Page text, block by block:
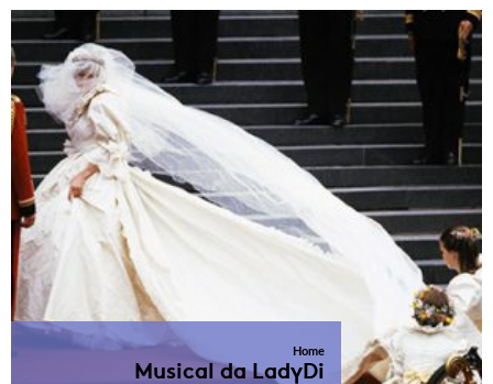
Home
Musical da LadyDi